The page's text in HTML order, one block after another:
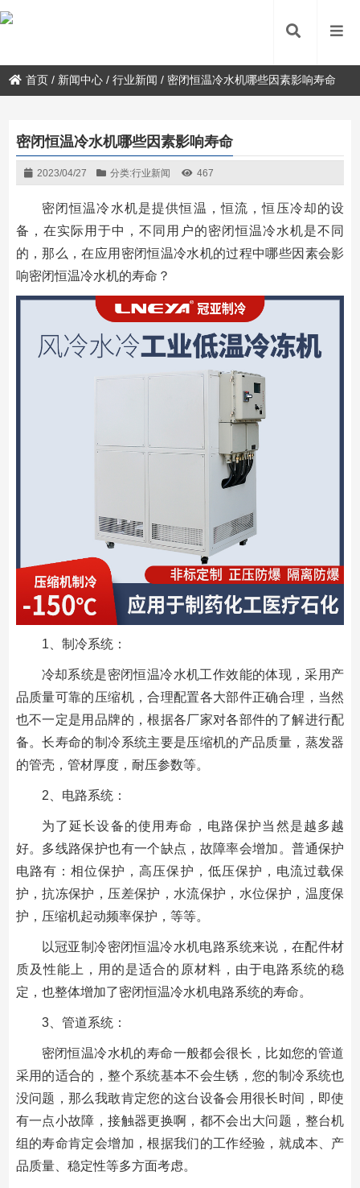
首页 / 新闻中心 /行业新闻 / 密闭恒温冷水机哪些因素影响寿命
密闭恒温冷水机哪些因素影响寿命
2023/04/27 分类:行业新闻 467
密闭恒温冷水机是提供恒温，恒流，恒压冷却的设
备，在实际用于中，不同用户的密闭恒温冷水机是不同
的，那么，在应用密闭恒温冷水机的过程中哪些因素会影
响密闭恒温冷水机的寿命？
1、制冷系统：
冷却系统是密闭恒温冷水机工作效能的体现，采用产
品质量可靠的压缩机，合理配置各大部件正确合理，当然
也不一定是用品牌的，根据各厂家对各部件的了解进行配
备。长寿命的制冷系统主要是压缩机的产品质量，蒸发器
的管壳，管材厚度，耐压参数等。
2、电路系统：
为了延长设备的使用寿命，电路保护当然是越多越
好。多线路保护也有一个缺点，故障率会增加。普通保护
电路有：相位保护，高压保护，低压保护，电流过载保
护，抗冻保护，压差保护，水流保护，水位保护，温度保
护，压缩机起动频率保护，等等。
以冠亚制冷密闭恒温冷水机电路系统来说，在配件材
质及性能上，用的是适合的原材料，由于电路系统的稳
定，也整体增加了密闭恒温冷水机电路系统的寿命。
3、管道系统：
密闭恒温冷水机的寿命一般都会很长，比如您的管道
采用的适合的，整个系统基本不会生锈，您的制冷系统也
没问题，那么我敢肯定您的这台设备会用很长时间，即使
有一点小故障，接触器更换啊，都不会出大问题，整台机
组的寿命肯定会增加，根据我们的工作经验，就成本、产
品质量、稳定性等多方面考虑。